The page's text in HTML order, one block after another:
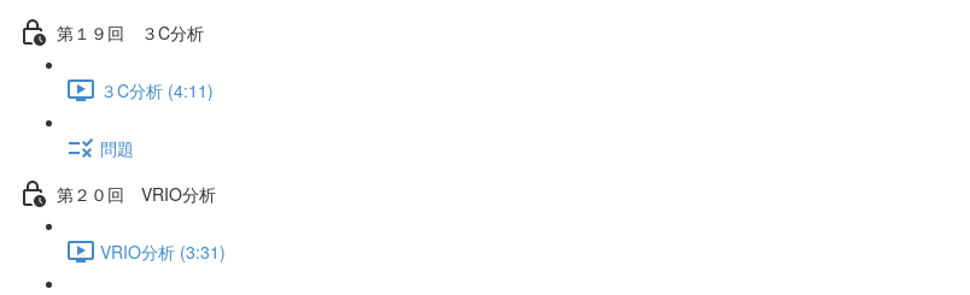
第１９回 ３C分析
３C分析 (4:11)
問題
第２０回 VRIO分析
VRIO分析 (3:31)